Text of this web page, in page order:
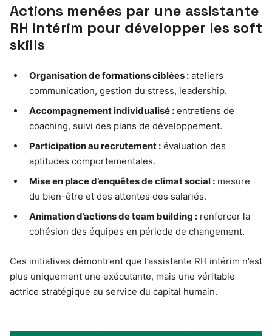
Actions menées par une assistante
RH intérim pour développer les soft
skills
Organisation de formations ciblées : ateliers
communication, gestion du stress, leadership.
Accompagnement individualisé : entretiens de
coaching, suivi des plans de développement.
Participation au recrutement : évaluation des
aptitudes comportementales.
Mise en place d’enquêtes de climat social : mesure
du bien-être et des attentes des salariés.
Animation d’actions de team building : renforcer la
cohésion des équipes en période de changement.
Ces initiatives démontrent que l’assistante RH intérim n’est
plus uniquement une exécutante, mais une véritable
actrice stratégique au service du capital humain.